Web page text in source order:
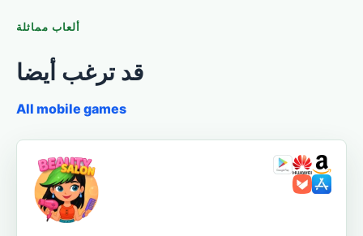
ألعاب مماثلة
قد ترغب أيضا
All mobile games